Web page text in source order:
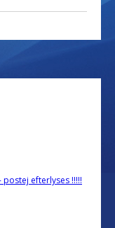
efterlyses !!!!!